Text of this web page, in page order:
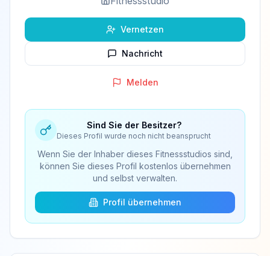
Vernetzen
Nachricht
Melden
Sind Sie der Besitzer?
Dieses Profil wurde noch nicht beansprucht
Wenn Sie der Inhaber dieses Fitnessstudios sind,
können Sie dieses Profil kostenlos übernehmen
und selbst verwalten.
Profil übernehmen